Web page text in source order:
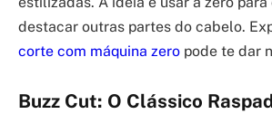
destacar outras partes do cabelo.
corte com máquina zero pode te dar
Buzz Cut: O Clássico